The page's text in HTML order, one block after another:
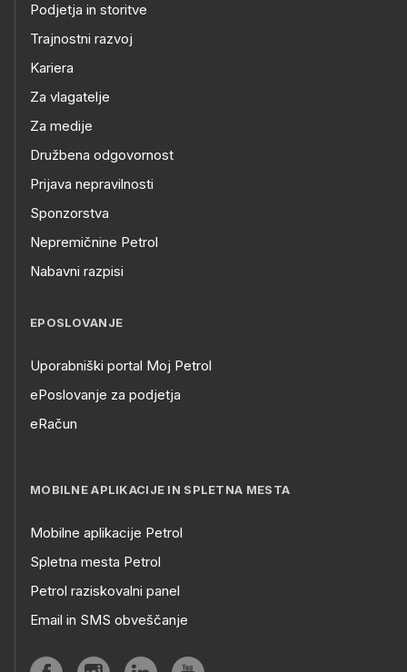
Podjetja in storitve
Trajnostni razvoj
Kariera
Za vlagatelje
Za medije
Družbena odgovornost
Prijava nepravilnosti
Sponzorstva
Nepremičnine Petrol
Nabavni razpisi
EPOSLOVANJE
Uporabniški portal Moj Petrol
ePoslovanje za podjetja
eRačun
MOBILNE APLIKACIJE IN SPLETNA MESTA
Mobilne aplikacije Petrol
Spletna mesta Petrol
Petrol raziskovalni panel
Email in SMS obveščanje